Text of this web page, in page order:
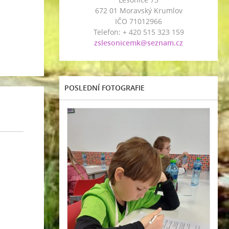
672 01 Moravský Krumlov
IČO 71012966
Telefon: + 420 515 323 159
zslesonicemk@seznam.cz
POSLEDNÍ FOTOGRAFIE